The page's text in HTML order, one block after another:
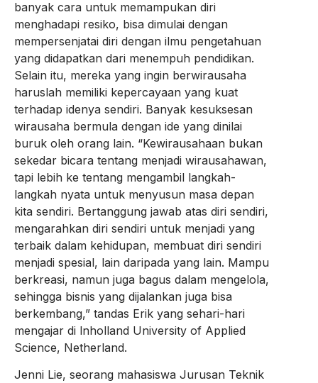
banyak cara untuk memampukan diri
menghadapi resiko, bisa dimulai dengan
mempersenjatai diri dengan ilmu pengetahuan
yang didapatkan dari menempuh pendidikan.
Selain itu, mereka yang ingin berwirausaha
haruslah memiliki kepercayaan yang kuat
terhadap idenya sendiri. Banyak kesuksesan
wirausaha bermula dengan ide yang dinilai
buruk oleh orang lain. “Kewirausahaan bukan
sekedar bicara tentang menjadi wirausahawan,
tapi lebih ke tentang mengambil langkah-
langkah nyata untuk menyusun masa depan
kita sendiri. Bertanggung jawab atas diri sendiri,
mengarahkan diri sendiri untuk menjadi yang
terbaik dalam kehidupan, membuat diri sendiri
menjadi spesial, lain daripada yang lain. Mampu
berkreasi, namun juga bagus dalam mengelola,
sehingga bisnis yang dijalankan juga bisa
berkembang,” tandas Erik yang sehari-hari
mengajar di lnholland University of Applied
Science, Netherland.
Jenni Lie, seorang mahasiswa Jurusan Teknik